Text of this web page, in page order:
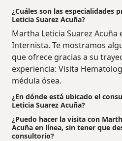
¿Cuáles son las especialidades
Leticia Suarez Acuña?
Martha Leticia Suarez Acuña
Internista. Te mostramos
que ofrece gracias a su
experiencia: Visita
médula ósea.
¿En dónde está ubicado el
Leticia Suarez Acuña?
¿Puedo hacer la visita con
Acuña en línea, sin tener que
consultorio?